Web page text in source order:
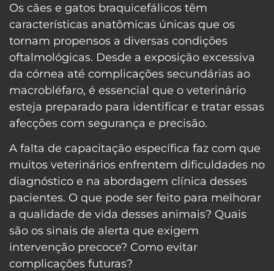
Os cães e gatos braquicefálicos têm
características anatômicas únicas que os
tornam propensos a diversas condições
oftalmológicas. Desde a exposição excessiva
da córnea até complicações secundárias ao
macrobléfaro, é essencial que o veterinário
esteja preparado para identificar e tratar essas
afecções com segurança e precisão.
A falta de capacitação específica faz com que
muitos veterinários enfrentem dificuldades no
diagnóstico e na abordagem clínica desses
pacientes. O que pode ser feito para melhorar
a qualidade de vida desses animais? Quais
são os sinais de alerta que exigem
intervenção precoce? Como evitar
complicações futuras?